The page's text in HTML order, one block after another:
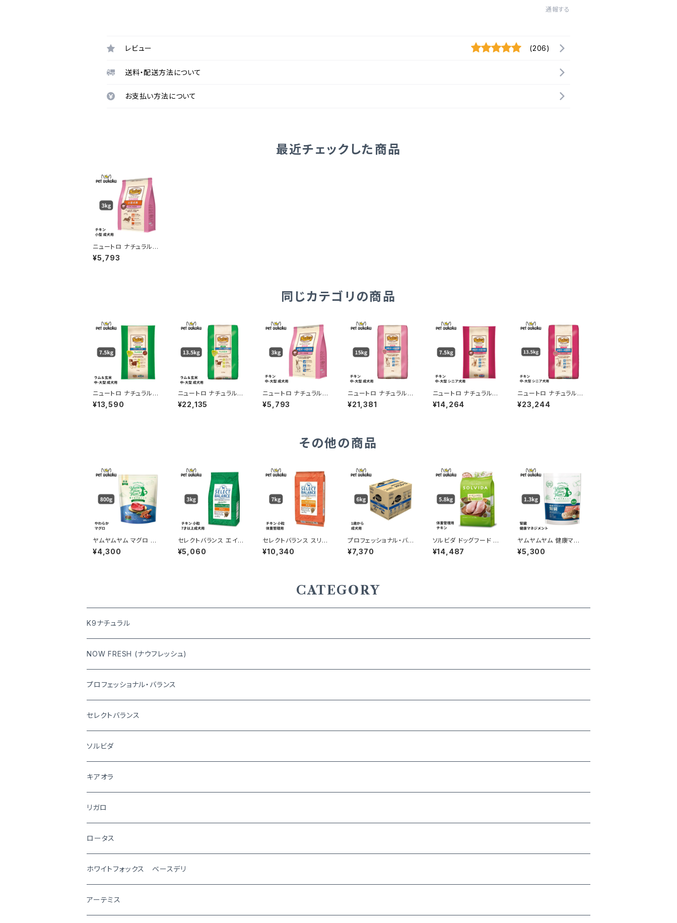
通報する
レビュー (206)
送料・配送方法について
お支払い方法について
最近チェックした商品
ニュートロ ナチュラルチ
ョイス チキン＆玄米 小
型犬用 成犬用 3kg 45
¥5,793
同じカテゴリの商品
ニュートロ ナチュラルチ
ョイス ラム＆玄米 中型
犬〜大型犬 成犬用 7.5
¥13,590
ニュートロ ナチュラルチ
ョイス ラム＆玄米 中型
犬〜大型犬 成犬用 13.
¥22,135
ニュートロ ナチュラルチ
ョイス チキン＆玄米 中
型犬〜大型犬 成犬用 3
¥5,793
ニュートロ ナチュラルチ
ョイス チキン＆玄米 中
型犬〜大型犬 成犬用 1
¥21,381
ニュートロ ナチュラルチ
ョイス チキン＆玄米 中
型〜大型犬 エイジング
¥14,264
ニュートロ ナチュラルチ
ョイス チキン＆玄米 中
型〜大型犬 エイジング
¥23,244
その他の商品
ヤムヤムヤム マグロ や
わらかドライタイプ 80
0g yum yum yum ! 4
¥4,300
セレクトバランス エイジ
ングケア チキン 小粒 7
才以上の成犬用 3kg
¥5,060
セレクトバランス スリム
チキン 小粒 成犬の体重
管理用 7kg
¥10,340
プロフェッショナル・バラ
ンス 1歳から成犬用 6k
g
¥7,370
ソルビダ ドッグフード グ
レインフリー チキン 室
内飼育体重管理用 5.8
¥14,487
ヤムヤムヤム 健康マネ
ジメント 腎臓 1.3kg y
um yum yum ! 45712
¥5,300
CATEGORY
K9ナチュラル
NOW FRESH (ナウフレッシュ)
プロフェッショナル・バランス
セレクトバランス
ソルビダ
キアオラ
リガロ
ロータス
ホワイトフォックス ベースデリ
アーテミス